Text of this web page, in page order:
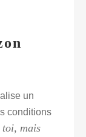
un
conditions
toi, mais